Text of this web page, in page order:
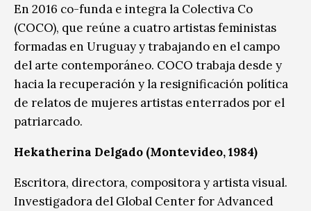
En 2016 co-funda e integra la Colectiva Co
(COCO), que reúne a cuatro artistas feministas
formadas en Uruguay y trabajando en el campo
del arte contemporáneo. COCO trabaja desde y
hacia la recuperación y la resignificación política
de relatos de mujeres artistas enterrados por el
patriarcado.
Hekatherina Delgado (Montevideo, 1984)
Escritora, directora, compositora y artista visual.
Investigadora del Global Center for Advanced